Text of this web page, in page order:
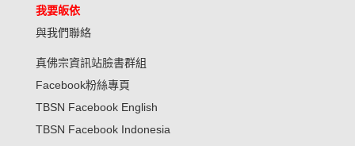
我要皈依
與我們聯絡
真佛宗資訊站臉書群組
Facebook粉絲專頁
TBSN Facebook English
TBSN Facebook Indonesia